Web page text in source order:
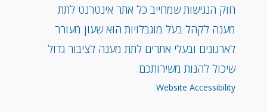
חוק הנגישות שמחייב כל אתר אינטרנט לתת
מענה לקהל בעל מוגבלויות הוא שעון מעורר
לארגונים ובעלי אתרים לתת מענה לציבור גדול
שיכול להנות משירותכם.
Website Accessibility